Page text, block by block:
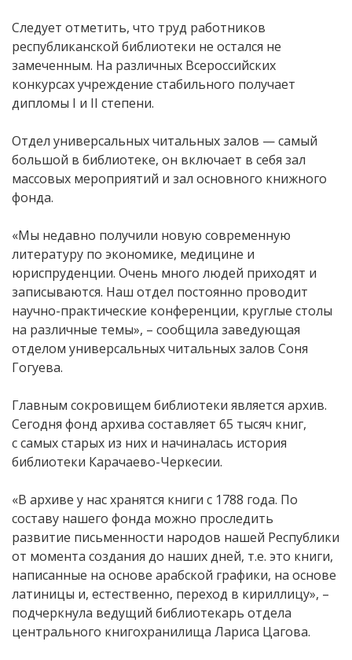
Следует отметить, что труд работников
республиканской библиотеки не остался не
замеченным. На различных Всероссийских
конкурсах учреждение стабильного получает
дипломы I и II степени.
Отдел универсальных читальных залов — самый
большой в библиотеке, он включает в себя зал
массовых мероприятий и зал основного книжного
фонда.
«Мы недавно получили новую современную
литературу по экономике, медицине и
юриспруденции. Очень много людей приходят и
записываются. Наш отдел постоянно проводит
научно-практические конференции, круглые столы
на различные темы», – сообщила заведующая
отделом универсальных читальных залов Соня
Гогуева.
Главным сокровищем библиотеки является архив.
Сегодня фонд архива составляет 65 тысяч книг,
с самых старых из них и начиналась история
библиотеки Карачаево-Черкесии.
«В архиве у нас хранятся книги с 1788 года. По
составу нашего фонда можно проследить
развитие письменности народов нашей Республики
от момента создания до наших дней, т.е. это книги,
написанные на основе арабской графики, на основе
латиницы и, естественно, переход в кириллицу», –
подчеркнула ведущий библиотекарь отдела
центрального книгохранилища Лариса Цагова.